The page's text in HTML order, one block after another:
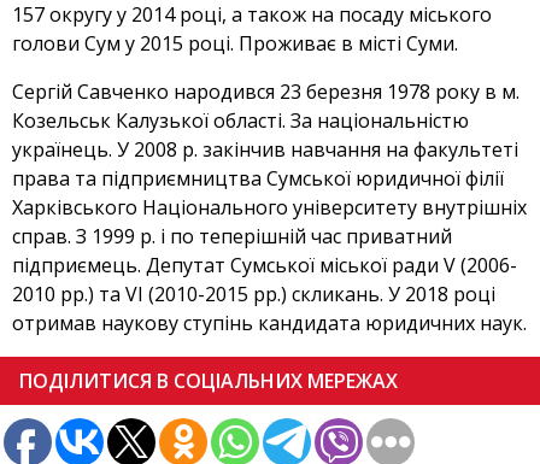
157 округу у 2014 році, а також на посаду міського
голови Сум у 2015 році. Проживає в місті Суми.
Сергій Савченко народився 23 березня 1978 року в м.
Козельськ Калузької області. За національністю
українець. У 2008 р. закінчив навчання на факультеті
права та підприємництва Сумської юридичної філії
Харківського Національного університету внутрішніх
справ. З 1999 р. і по теперішній час приватний
підприємець. Депутат Сумської міської ради V (2006-
2010 рр.) та VI (2010-2015 рр.) скликань. У 2018 році
отримав наукову ступінь кандидата юридичних наук.
ПОДІЛИТИСЯ В СОЦІАЛЬНИХ МЕРЕЖАХ